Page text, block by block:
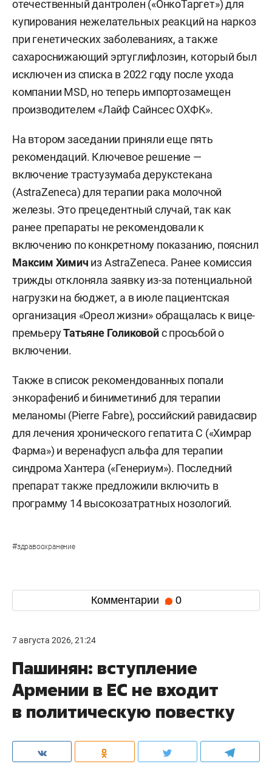
примет правительство РФ, пишут «Ведомости».
Фото: «БИЗНЕС Online»
На первом заседании комиссия одобрила
четыре препарата. Это мосунетузумаб (Roche)
для терапии рака лимфатической системы,
белумосудил (Sanofi) для лечения осложнений
после трансплантации костного мозга,
отечественный дантролен («ОнкоТаргет») для
купирования нежелательных реакций на наркоз
при генетических заболеваниях, а также
сахароснижающий эртуглифлозин, который был
исключен из списка в 2022 году после ухода
компании MSD, но теперь импортозамещен
производителем «Лайф Сайнсес ОХФК».
На втором заседании приняли еще пять
рекомендаций. Ключевое решение —
включение трастузумаба дерукстекана
железы. Это прецедентный случай, так как
из AstraZeneca. Ранее комиссия
нагрузки на бюджет, а в июле пациентская
премьеруТатьяне Голиковойс просьбой о
включении.
Также в список рекомендованных попали
меланомы (Pierre Fabre), российский равидасвир